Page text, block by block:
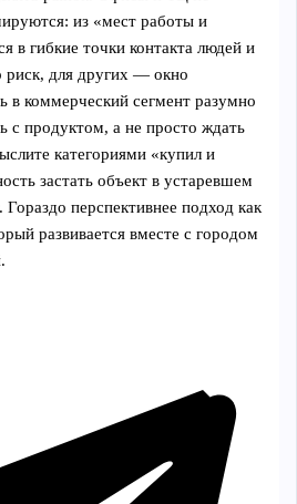
из «мест работы и
в гибкие точки контакта людей и
риск, для других — окно
в коммерческий сегмент разумно
с продуктом, а не просто ждать
категориями «купил и
застать объект в устаревшем
перспективнее подход как
развивается вместе с городом